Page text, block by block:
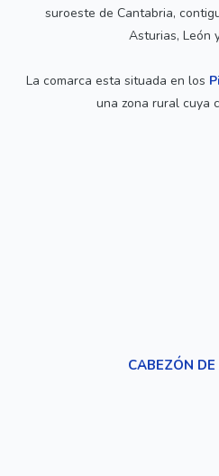
suroeste de Cantabria,
Asturias, León
La comarca esta situada en los
una zona ruralcuya
CABEZÓN